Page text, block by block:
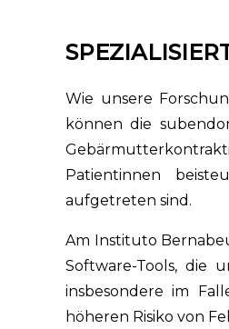
Wie unsere
können die
Patientinnen
aufgetreten sind.
Am Instituto
Software-Tools, die
insbesondere im
höheren Risiko von